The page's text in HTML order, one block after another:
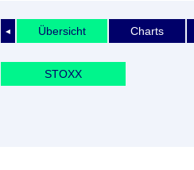
◄ Übersicht Charts
STOXX